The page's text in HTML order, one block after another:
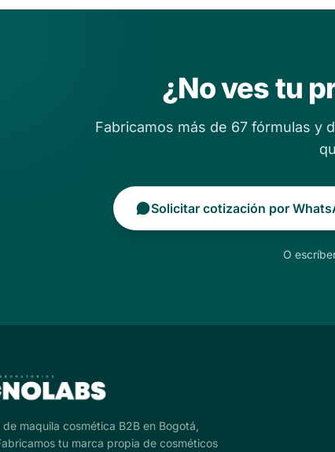
¿No ves tu
Fabricamos más de 67 fórmulas y
Solicitar cotización por
O
maquila cosmética B2B en Bogotá,
tu marca propia de cosméticos